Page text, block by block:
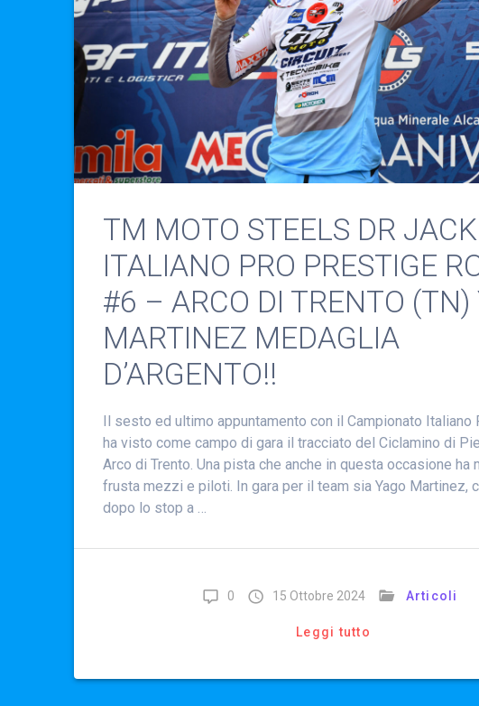
TM MOTO STEELS DR
ITALIANO PRO PRESTIGE
#6 – ARCO DI TRENTO (TN)
MARTINEZ MEDAGLIA
D’ARGENTO!!
Il sesto ed ultimo appuntamento con il Campionato Italiano
ha visto come campo di gara il tracciato del Ciclamino di
Arco di Trento. Una pista che anche in questa occasione ha
frusta mezzi e piloti. In gara per il team sia Yago Martinez,
dopo lo stop a …
0 15 Ottobre 2024 Articoli
Leggi tutto